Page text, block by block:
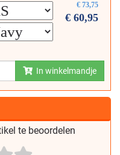
€ 73,75
€ 60,95
In winkelmandje
te beoordelen